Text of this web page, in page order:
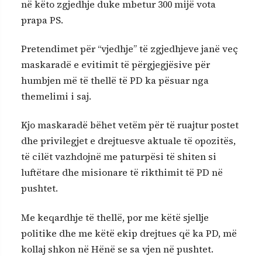
në këto zgjedhje duke mbetur 300 mijë vota
prapa PS.
Pretendimet për “vjedhje” të zgjedhjeve janë veç
maskaradë e evitimit të përgjegjësive për
humbjen më të thellë të PD ka pësuar nga
themelimi i saj.
Kjo maskaradë bëhet vetëm për të ruajtur postet
dhe privilegjet e drejtuesve aktuale të opozitës,
të cilët vazhdojnë me paturpësi të shiten si
luftëtare dhe misionare të rikthimit të PD në
pushtet.
Me keqardhje të thellë, por me këtë sjellje
politike dhe me këtë ekip drejtues që ka PD, më
kollaj shkon në Hënë se sa vjen në pushtet.